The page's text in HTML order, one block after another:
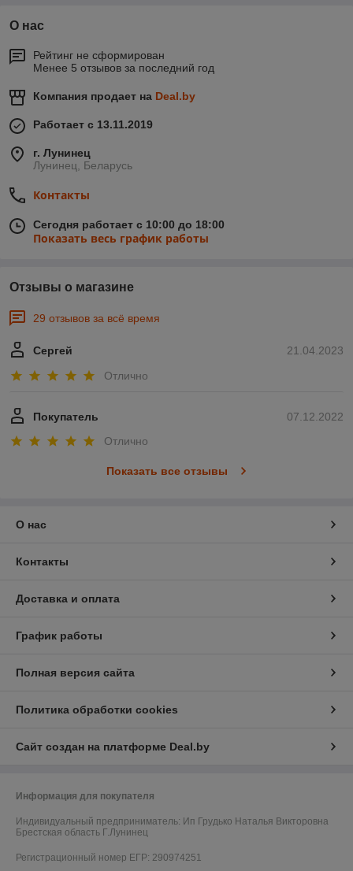
О нас
Рейтинг не сформирован
Менее 5 отзывов за последний год
Компания продает на Deal.by
Работает с 13.11.2019
г. Лунинец
Лунинец, Беларусь
Контакты
Сегодня работает с 10:00 до 18:00
Показать весь график работы
Отзывы о магазине
29 отзывов за всё время
21.04.2023
Сергей
Отлично
07.12.2022
Покупатель
Отлично
Показать все отзывы
О нас
Контакты
Доставка и оплата
График работы
Полная версия сайта
Политика обработки cookies
Сайт создан на платформе Deal.by
Информация для покупателя
Индивидуальный предприниматель: Ип Грудько Наталья Викторовна
Брестская область Г.Лунинец
Регистрационный номер ЕГР: 290974251